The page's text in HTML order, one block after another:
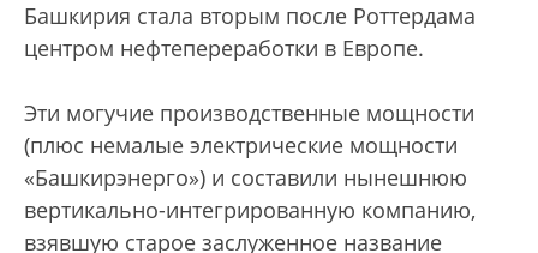
Башкирия стала вторым после Роттердама
центром нефтепереработки в Европе.
Эти могучие производственные мощности
(плюс немалые электрические мощности
«Башкирэнерго») и составили нынешнюю
вертикально-интегрированную компанию,
взявшую старое заслуженное название